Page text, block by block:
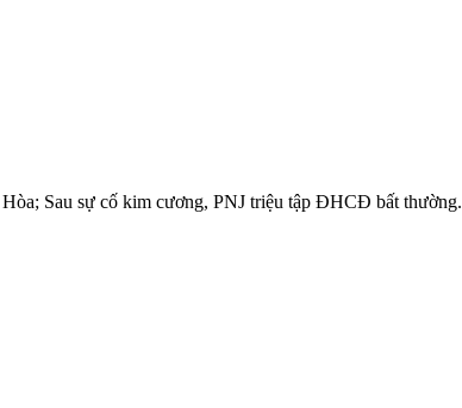
Sau sự cố kim cương, PNJ triệu tập ĐHCĐ bất thường.